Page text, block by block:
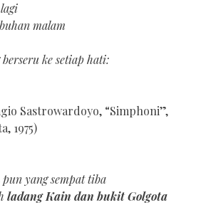
malam
ke setiap hati:
Sastrowardoyo, “Simphoni”,
1975)
yang sempat tiba
ladang Kain dan bukit Golgota